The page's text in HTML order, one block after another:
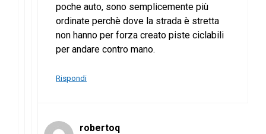
poche auto, sono semplicemente più
ordinate perchè dove la strada è stretta
non hanno per forza creato piste ciclabili
per andare contro mano.
Rispondi
robertoq